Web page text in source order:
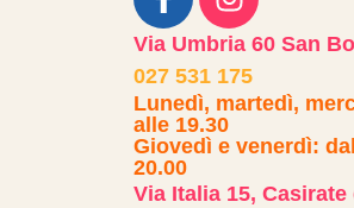
Via Umbria 60 San
027 531 175
Lunedì, martedì,
alle 19.30
Giovedì e venerdì:
20.00
Via Italia 15, Casirate